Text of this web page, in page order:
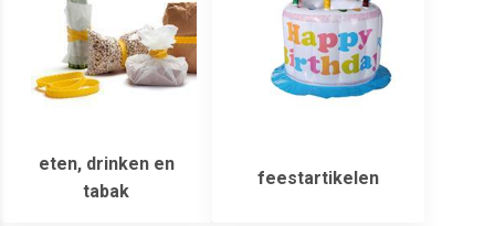
eten, drinken en
tabak
feestartikelen